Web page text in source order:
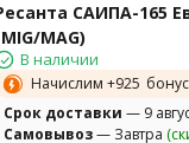
САИПА-165
MAG)
В наличии
Начислим +925
Cрок доставки — 9
Самовывоз— Завтра